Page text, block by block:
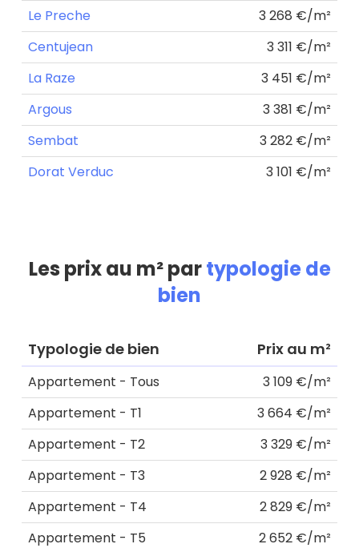
Le Preche
3 268 €/m²
Centujean
3 311 €/m²
La Raze
3 451 €/m²
Argous
3 381 €/m²
Sembat
3 282 €/m²
Dorat Verduc
3 101 €/m²
Les prix au m² partypologie de
bien
Typologie de bien Prix au m²
Appartement - Tous
3 109 €/m²
Appartement - T1
3 664 €/m²
Appartement - T2
3 329 €/m²
Appartement - T3
2 928 €/m²
Appartement - T4
2 829 €/m²
Appartement - T5
2 652 €/m²